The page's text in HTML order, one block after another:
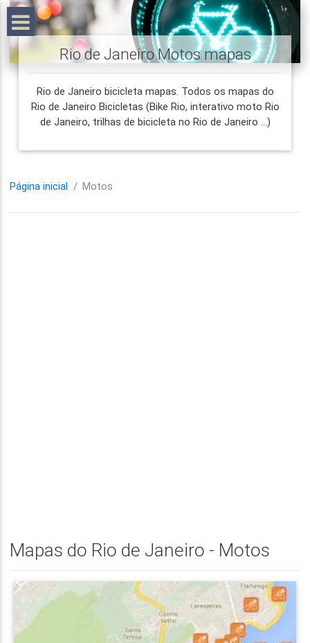
Rio de Janeiro Motos mapas
Rio de Janeiro bicicleta mapas. Todos os mapas do
Rio de Janeiro Bicicletas (Bike Rio, interativo moto Rio
de Janeiro, trilhas de bicicleta no Rio de Janeiro ...)
Página inicial Motos
Mapas do Rio de Janeiro - Motos